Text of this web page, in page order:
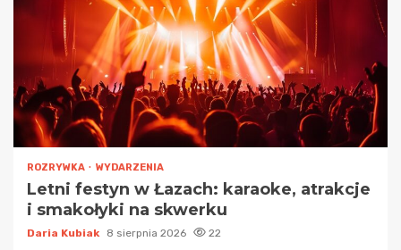
ROZRYWKA WYDARZENIA
Letni festyn w Łazach: karaoke, atrakcje
i smakołyki na skwerku
Daria Kubiak 8 sierpnia 2026 22